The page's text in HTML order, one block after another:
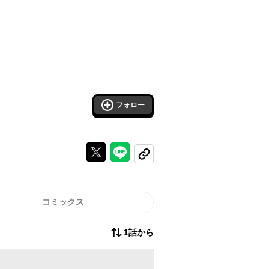
フォロー
Xで投稿するラインでシェアする
コピーする
コミックス
1話から